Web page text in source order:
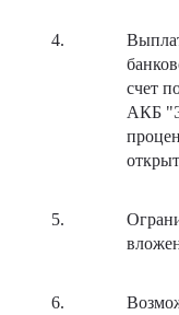
счет
АКБ